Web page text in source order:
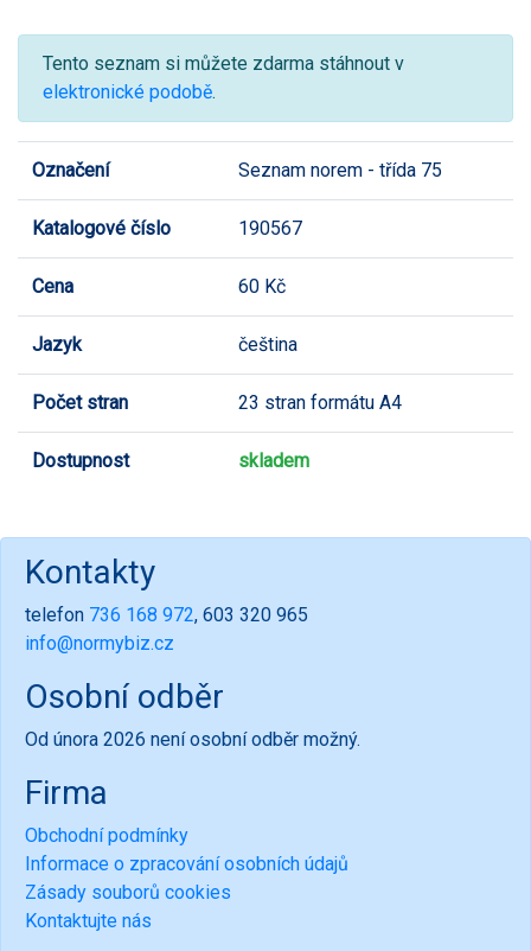
Tento seznam si můžete zdarma stáhnout v
elektronické podobě.
Označení Seznam norem - třída 75
Katalogové číslo 190567
Cena 60 Kč
Jazyk čeština
Počet stran 23 stran formátu A4
Dostupnost skladem
Kontakty
telefon 736 168 972, 603 320 965
info@normybiz.cz
Osobní odběr
Od února 2026 není osobní odběr možný.
Firma
Obchodní podmínky
Informace o zpracování osobních údajů
Zásady souborů cookies
Kontaktujte nás